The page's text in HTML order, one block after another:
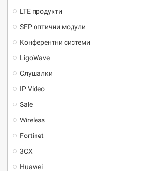
LTE продукти
SFP оптични модули
Kонферентни системи
LigoWave
Слушалки
IP Video
Sale
Wireless
Fortinet
3CX
Huawei